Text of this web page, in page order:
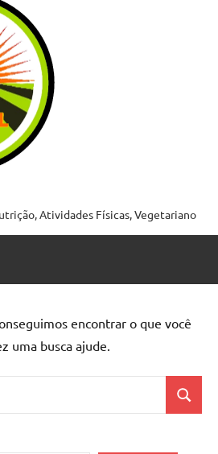
Atividades Físicas, Vegetariano
encontrar o que você
uma busca ajude.